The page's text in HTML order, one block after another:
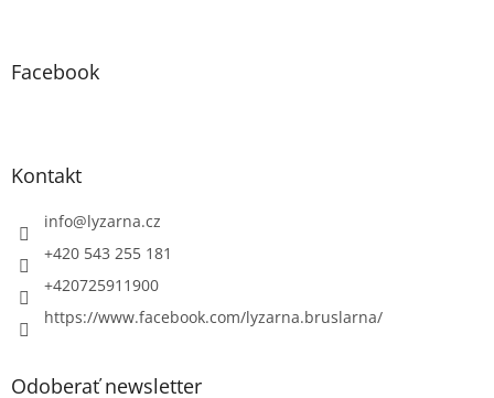
Facebook
Kontakt
info@lyzarna.cz
+420 543 255 181
+420725911900
https://www.facebook.com/lyzarna.bruslarna/
Odoberať newsletter